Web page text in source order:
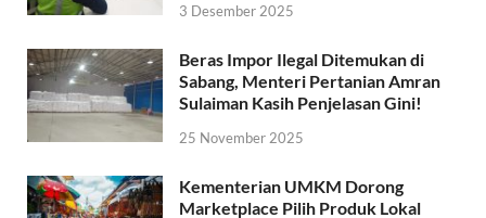
3 Desember 2025
Beras Impor Ilegal Ditemukan di
Sabang, Menteri Pertanian Amran
Sulaiman Kasih Penjelasan Gini!
25 November 2025
Kementerian UMKM Dorong
Marketplace Pilih Produk Lokal